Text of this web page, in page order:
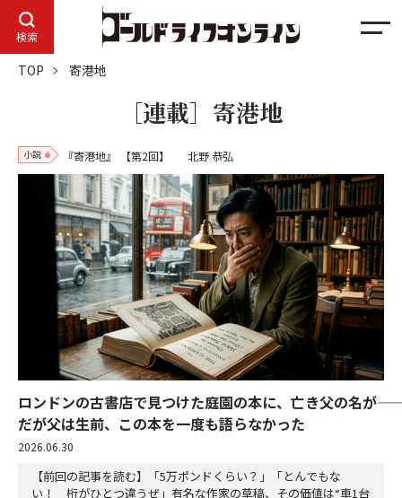
検索
メ
TOP 寄港地
［連載］寄港地
小説 『寄港地』 【第2回】 北野 恭弘
ロンドンの古書店で見つけた庭園の本に、亡き父の名が――
だが父は生前、この本を一度も語らなかった
2026.06.30
【前回の記事を読む】「5万ポンドくらい？」「とんでもな
い！ 桁がひとつ違うぜ」有名な作家の草稿、その価値は“車1台